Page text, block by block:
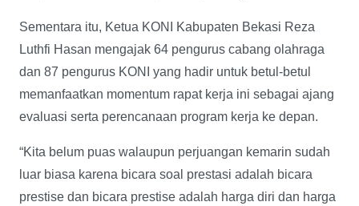
Sementara itu, Ketua KONI Kabupaten Bekasi Reza
Luthfi Hasan mengajak 64 pengurus cabang olahraga
dan 87 pengurus KONI yang hadir untuk betul-betul
memanfaatkan momentum rapat kerja ini sebagai ajang
evaluasi serta perencanaan program kerja ke depan.
“Kita belum puas walaupun perjuangan kemarin sudah
luar biasa karena bicara soal prestasi adalah bicara
prestise dan bicara prestise adalah harga diri dan harga